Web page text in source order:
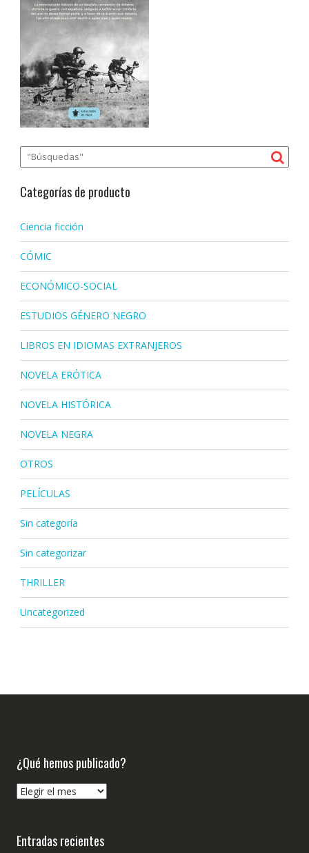
Categorías de producto
Ciencia ficción
CÓMIC
ECONÓMICO-SOCIAL
ESTUDIOS GÉNERO NEGRO
LIBROS EN IDIOMAS EXTRANJEROS
NOVELA ERÓTICA
NOVELA HISTÓRICA
NOVELA NEGRA
OTROS
PELÍCULAS
Sin categoría
Sin categorizar
THRILLER
Uncategorized
¿Qué hemos publicado?
¿Qué
Entradas recientes